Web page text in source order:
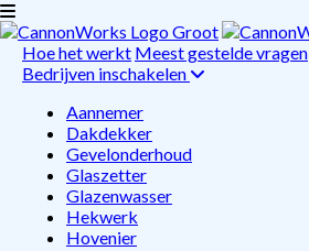
Hoe het werkt Meest gestelde vragen
Bedrijven inschakelen
Aannemer
Dakdekker
Gevelonderhoud
Glaszetter
Glazenwasser
Hekwerk
Hovenier